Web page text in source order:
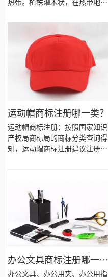
米。在我国的棉花产区有：江淮
平原、江汉平原、南疆棉区、华
北平原、鲁西北、豫北平原、长
江下游滨海沿江平原。
运动帽商标注册哪一类？
运动帽商标注册：按照国家知识
产权局商标局的商标分类查询得
知，运动帽商标注册建议注册第
的小文将运动帽商标注册选择的
用、商标注册需要提供的资料、
商标注册成功后有效期多久等资
料整理出来供大家参考。
办公文具商标注册哪一
类？
办公文具、办公用夹、办公用指